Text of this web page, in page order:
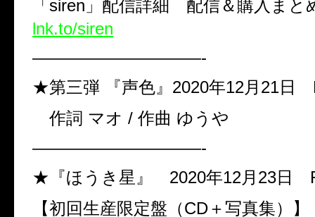
「 siren 」配信詳細 配信＆購入まと
lnk.to/siren
——————————-
★第三弾
『声色』 2020年12月 21日
作詞 マオ / 作曲 ゆうや
——————————-
★『ほうき星』 2020年12月 23日
【初回生産限定盤（CD＋写真集）